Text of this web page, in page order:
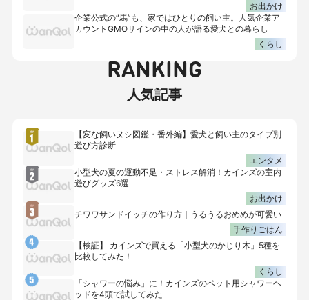
お出かけ
企業公式の“馬”も、家ではひとりの飼い主。人気企業ア
カウントGMOサインの中の人が語る愛犬との暮らし
くらし
RANKING
人気記事
【変な飼いヌシ図鑑・番外編】愛犬と飼い主のタイプ別
遊び方診断
エンタメ
小型犬の夏の運動不足・ストレス解消！カインズの室内
遊びグッズ6選
お出かけ
チワワサンドイッチの作り方｜うるうるおめめが可愛い
手作りごはん
【検証】 カインズで買える「小型犬のかじり木」5種を
比較してみた！
くらし
「シャワーの悩み」に！カインズのペット用シャワーヘ
ッドを4頭で試してみた